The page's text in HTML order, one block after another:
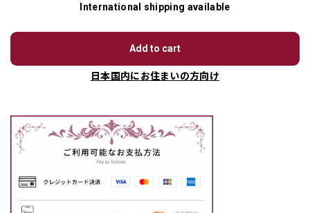
International shipping available
Add to cart
日本国内にお住まいの方向け